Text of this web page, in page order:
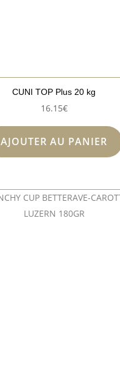
CUNI TOP Plus 20 kg
16.15€
AJOUTER AU PANIER